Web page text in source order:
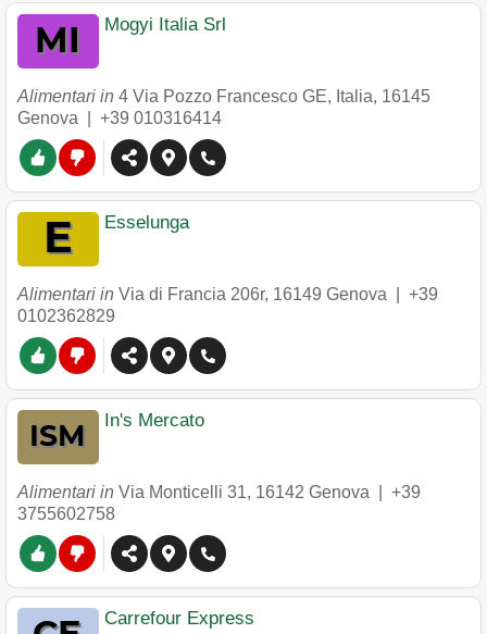
Mogyi Italia Srl
Alimentari in 4 Via Pozzo Francesco GE, Italia, 16145
Genova
+39 010316414
Esselunga
Alimentari in Via di Francia 206r, 16149 Genova
+39
0102362829
In's Mercato
Alimentari in Via Monticelli 31, 16142 Genova
+39
3755602758
Carrefour Express